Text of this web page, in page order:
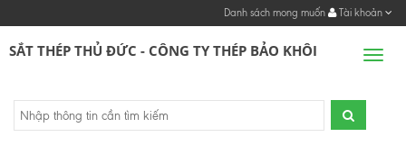
Danh sách mong muốn Tài khoản
SẮT THÉP THỦ ĐỨC - CÔNG TY THÉP BẢO KHÔI